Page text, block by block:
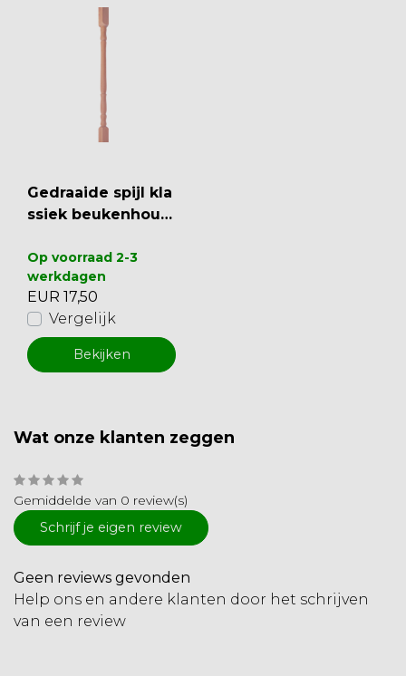
Gedraaide spijl kla
ssiek beukenhout
Op voorraad 2-3
werkdagen
EUR 17,50
Vergelijk
Bekijken
Wat onze klanten zeggen
Gemiddelde van 0 review(s)
Schrijf je eigen review
Geen reviews gevonden
Help ons en andere klanten door het schrijven
van een review